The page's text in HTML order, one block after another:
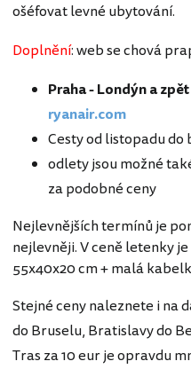
ošéfovat levné ubytování.
Doplnění: web se chová
Praha - Londýn a
ryanair.com
Cesty od listopadu do
odlety jsou možné
za podobné ceny
Nejlevnějších termínů je
nejlevněji. V ceně letenky
55x40x20 cm + malá
Stejné ceny naleznete i na
do Bruselu, Bratislavy do
Tras za 10 eur je opravdu